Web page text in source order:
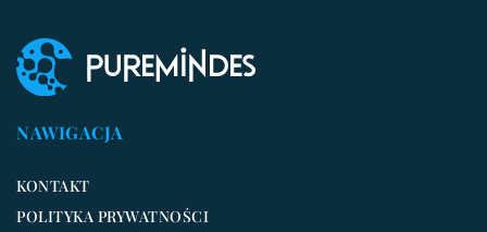
NAWIGACJA
KONTAKT
POLITYKA PRYWATNOŚCI